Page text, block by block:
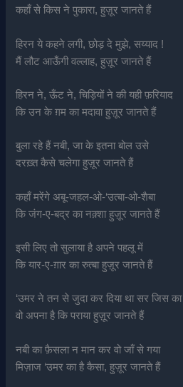
कहाँ से किस ने पुकारा, हुज़ूर जानते हैं
हिरन ये कहने लगी, छोड़ दे मुझे, सय्याद !
मैं लौट आऊँगी वल्लाह, हुज़ूर जानते हैं
हिरन ने, ऊँट ने, चिड़ियों ने की यही फ़रियाद
कि उन के ग़म का मदावा हुज़ूर जानते हैं
बुला रहे हैं नबी, जा के इतना बोल उसे
दरख़्त कैसे चलेगा हुज़ूर जानते हैं
कहाँ मरेंगे अबू-जहल-ओ-‘उत्बा-ओ-शैबा
कि जंग-ए-बद्र का नक़्शा हुज़ूर जानते हैं
इसी लिए तो सुलाया है अपने पहलू में
कि यार-ए-ग़ार का रुत्बा हुज़ूर जानते हैं
‘उमर ने तन से जुदा कर दिया था सर जिस का
वो अपना है कि पराया हुज़ूर जानते हैं
नबी का फ़ैसला न मान कर वो जाँ से गया
मिज़ाज ‘उमर का है कैसा, हुज़ूर जानते हैं